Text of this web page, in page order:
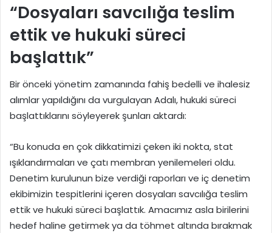
“Dosyaları savcılığa teslim
ettik ve hukuki süreci
başlattık”
Bir önceki yönetim zamanında fahiş bedelli ve ihalesiz
alımlar yapıldığını da vurgulayan Adalı, hukuki süreci
başlattıklarını söyleyerek şunları aktardı:
“Bu konuda en çok dikkatimizi çeken iki nokta, stat
ışıklandırmaları ve çatı membran yenilemeleri oldu.
Denetim kurulunun bize verdiği raporları ve iç denetim
ekibimizin tespitlerini içeren dosyaları savcılığa teslim
ettik ve hukuki süreci başlattık. Amacımız asla birilerini
hedef haline getirmek ya da töhmet altında bırakmak